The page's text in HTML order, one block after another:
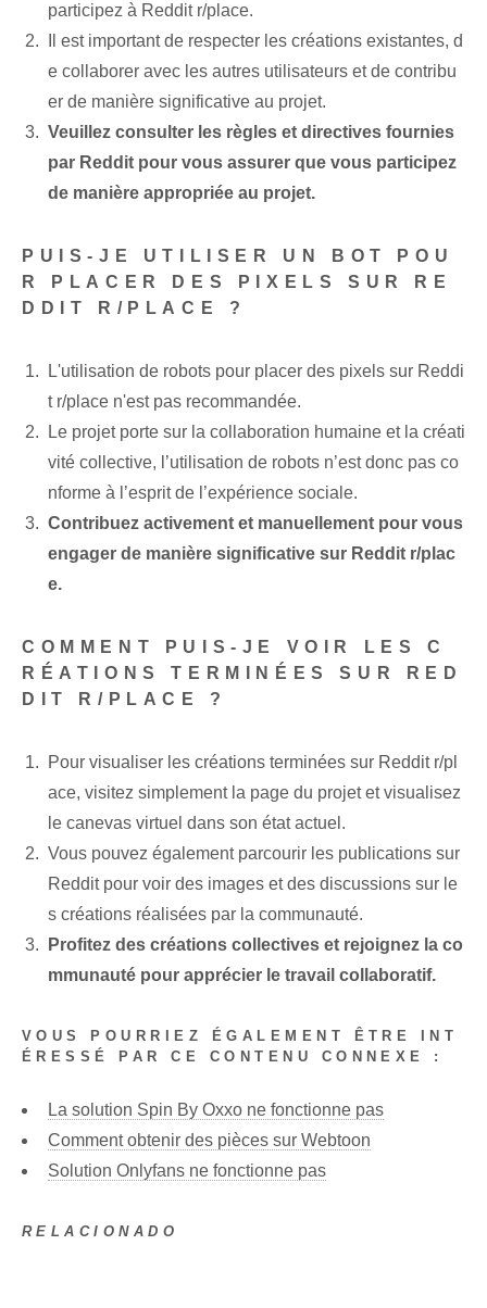
participez à Reddit r/place.
Il est important de respecter les créations existantes, d
e collaborer avec les autres utilisateurs et de contribu
er de manière significative au projet.
Veuillez consulter les règles et directives fournies
par Reddit pour vous assurer que vous participez
de manière appropriée au projet.
PUIS-JE UTILISER UN BOT POU
R PLACER DES PIXELS SUR RE
DDIT R/PLACE ?
L'utilisation de robots pour placer des pixels sur Reddi
t r/place n'est pas recommandée.
Le projet porte sur la collaboration humaine et la créati
vité collective, l’utilisation de robots n’est donc pas co
nforme à l’esprit de l’expérience sociale.
Contribuez activement et manuellement pour vous
engager de manière significative sur Reddit r/plac
e.
COMMENT PUIS-JE VOIR LES C
RÉATIONS TERMINÉES SUR RED
DIT R/PLACE ?
Pour visualiser les créations terminées sur Reddit r/pl
ace, visitez simplement la page du projet et visualisez
le canevas virtuel dans son état actuel.
Vous pouvez également parcourir les publications sur
Reddit pour voir des images et des discussions sur le
s créations réalisées par la communauté.
Profitez des créations collectives et rejoignez la co
mmunauté pour apprécier le travail collaboratif.
VOUS POURRIEZ ÉGALEMENT ÊTRE INT
ÉRESSÉ PAR CE CONTENU CONNEXE :
La solution Spin By Oxxo ne fonctionne pas
Comment obtenir des pièces sur Webtoon
Solution Onlyfans ne fonctionne pas
RELACIONADO